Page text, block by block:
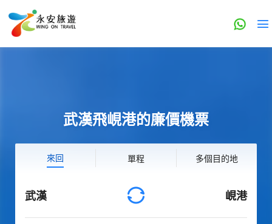
武漢飛峴港的廉價機票
來回 單程 多個目的地
武漢 峴港